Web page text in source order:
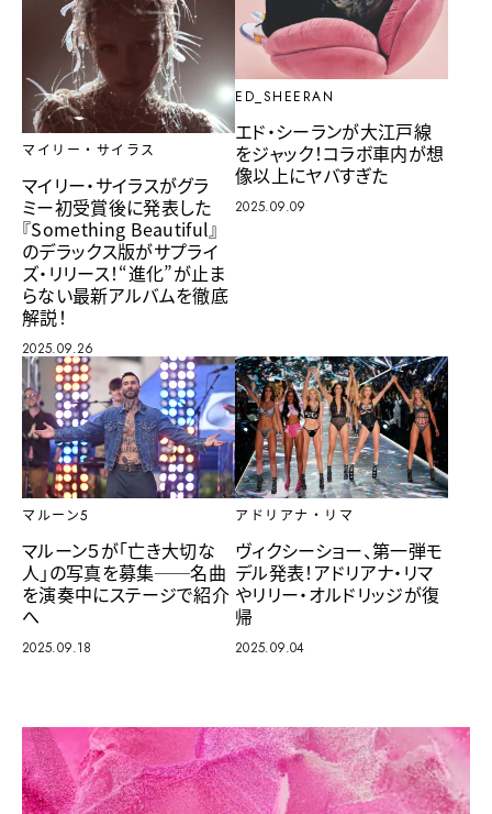
マイリー・サイラス
マイリー・サイラスがグラ
ミー初受賞後に発表した
『Something Beautiful』
のデラックス版がサプライ
ズ・リリース！“進化”が止ま
らない最新アルバムを徹底
解説！
2025.09.26
ED_SHEERAN
エド・シーランが大江戸線
をジャック！コラボ車内が想
像以上にヤバすぎた
2025.09.09
マルーン5
マルーン５が「亡き大切な
人」の写真を募集──名曲
を演奏中にステージで紹介
へ
2025.09.18
アドリアナ・リマ
ヴィクシーショー、第一弾モ
デル発表！アドリアナ・リマ
やリリー・オルドリッジが復
帰
2025.09.04